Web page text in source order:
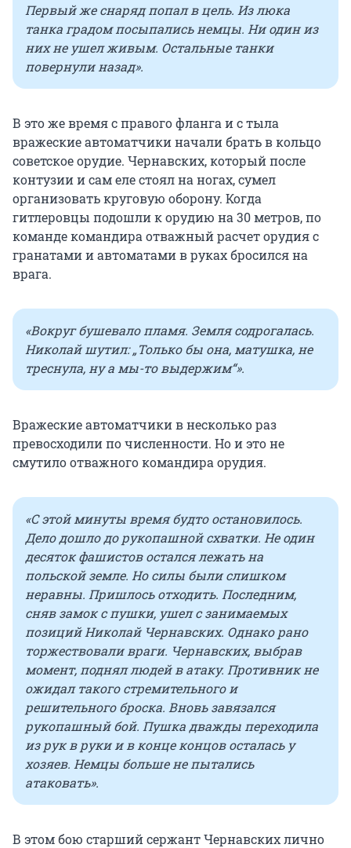
Первый же снаряд попал в цель. Из люка
танка градом посыпались немцы. Ни один из
них не ушел живым. Остальные танки
повернули назад».
В это же время с правого фланга и с тыла
вражеские автоматчики начали брать в кольцо
советское орудие. Чернавских, который после
контузии и сам еле стоял на ногах, сумел
организовать круговую оборону. Когда
гитлеровцы подошли к орудию на 30 метров, по
команде командира отважный расчет орудия с
гранатами и автоматами в руках бросился на
врага.
«Вокруг бушевало пламя. Земля содрогалась.
Николай шутил: „Только бы она, матушка, не
треснула, ну а мы-то выдержим“».
Вражеские автоматчики в несколько раз
превосходили по численности. Но и это не
смутило отважного командира орудия.
«С этой минуты время будто остановилось.
Дело дошло до рукопашной схватки. Не один
десяток фашистов остался лежать на
польской земле. Но силы были слишком
неравны. Пришлось отходить. Последним,
сняв замок с пушки, ушел с занимаемых
позиций Николай Чернавских. Однако рано
торжествовали враги. Чернавских, выбрав
момент, поднял людей в атаку. Противник не
ожидал такого стремительного и
решительного броска. Вновь завязался
рукопашный бой. Пушка дважды переходила
из рук в руки и в конце концов осталась у
хозяев. Немцы больше не пытались
атаковать».
В этом бою старший сержант Чернавских лично